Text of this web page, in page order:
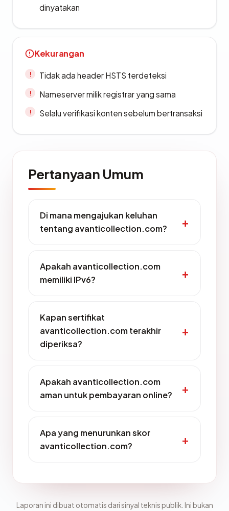
dinyatakan
Kekurangan
Tidak ada header HSTS terdeteksi
Nameserver milik registrar yang sama
Selalu verifikasi konten sebelum bertransaksi
Pertanyaan Umum
Di mana mengajukan keluhan
tentang avanticollection.com?
Apakah avanticollection.com
memiliki IPv6?
Kapan sertifikat
avanticollection.com terakhir
diperiksa?
Apakah avanticollection.com
aman untuk pembayaran online?
Apa yang menurunkan skor
avanticollection.com?
Laporan ini dibuat otomatis dari sinyal teknis publik. Ini bukan